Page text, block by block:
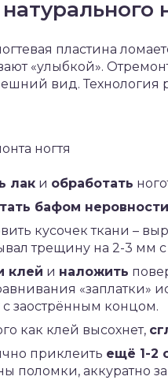
пластина
«улыбкой».
вид. Технология
ногтя
лак и обработать
бафом неровности
кусочек ткани –
трещину на 2-3 мм
клей и наложить
«заплатки»
с заострённым концом.
как клей высохнет,
приклеить ещё 1-2
поломки, аккуратно